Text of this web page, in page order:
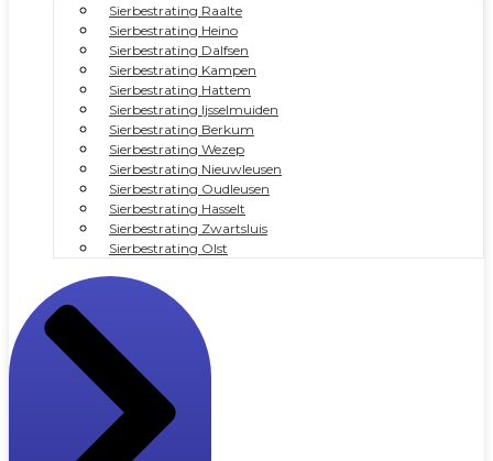
Sierbestrating Raalte
Sierbestrating Heino
Sierbestrating Dalfsen
Sierbestrating Kampen
Sierbestrating Hattem
Sierbestrating Ijsselmuiden
Sierbestrating Berkum
Sierbestrating Wezep
Sierbestrating Nieuwleusen
Sierbestrating Oudleusen
Sierbestrating Hasselt
Sierbestrating Zwartsluis
Sierbestrating Olst